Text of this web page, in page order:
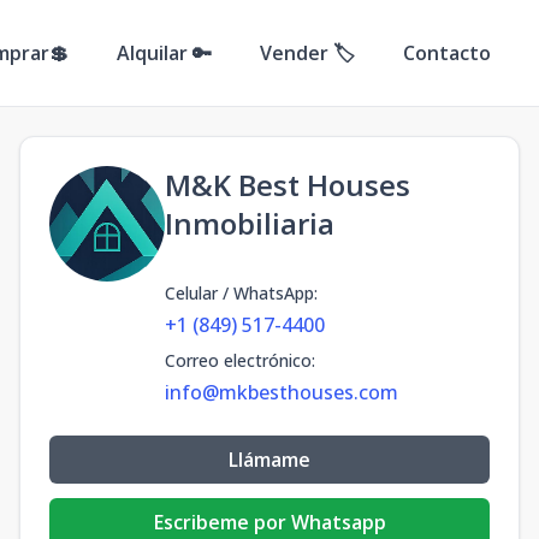
Alquilar 🔑 Vender 🏷️ Contacto
M&K Best Houses
Inmobiliaria
Celular / WhatsApp:
+1 (849) 517-4400
Correo electrónico:
info@mkbesthouses.com
Llámame
Escribeme por Whatsapp